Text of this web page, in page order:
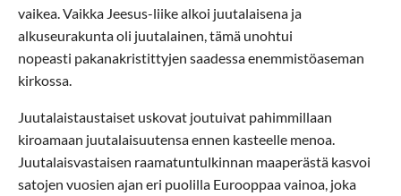
vaikea. Vaikka Jeesus-liike alkoi juutalaisena ja
alkuseurakunta oli juutalainen, tämä unohtui
nopeasti pakanakristittyjen saadessa enemmistöaseman
kirkossa.
Juutalaistaustaiset uskovat joutuivat pahimmillaan
kiroamaan juutalaisuutensa ennen kasteelle menoa.
Juutalaisvastaisen raamatuntulkinnan maaperästä kasvoi
satojen vuosien ajan eri puolilla Eurooppaa vainoa, joka